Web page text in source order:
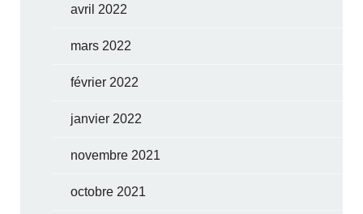
avril 2022
mars 2022
février 2022
janvier 2022
novembre 2021
octobre 2021